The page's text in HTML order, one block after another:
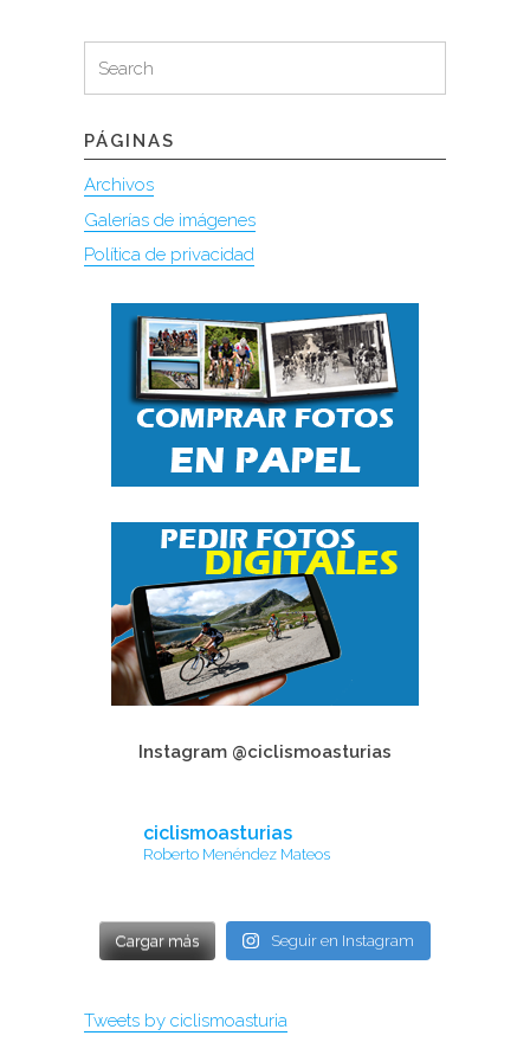
for:
Search
PÁGINAS
Archivos
Galerías de imágenes
Política de privacidad
Instagram @ciclismoasturias
ciclismoasturias
Roberto Menéndez Mateos
Cargar más Seguir en Instagram
Tweets by ciclismoasturia